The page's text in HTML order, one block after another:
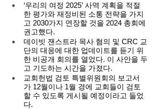
‘우리의 여정 2025’ 사역 계획을 적절
한 평가와 재정비된 소통 전략을 가지
고 2030가지 연장할 것을 2024 총회에
권고했다.
데이빗 잰스트라 목사 혐의 및 CRC 교
단의 대응에 대한 업데이트를 듣기 위
한 비공개 회의를 열었다. 이 사안을 두
고 기도하는 시간을 가졌다.
교회헌법 검토 특별위원회의 보고서
가 12월이나 1월 경에 교회들이 검토
할 수 있도록 게시될 예정이라고 들었
다.